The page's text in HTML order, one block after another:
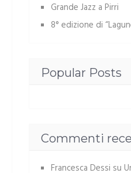
Grande Jazz a Pirri
8° edizione di
Popular Posts
Commenti
Francesca Dessi su